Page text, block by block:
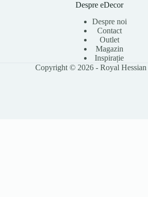
Despre eDecor
Despre noi
Contact
Outlet
Magazin
Inspirație
Copyright © 2026 - Royal